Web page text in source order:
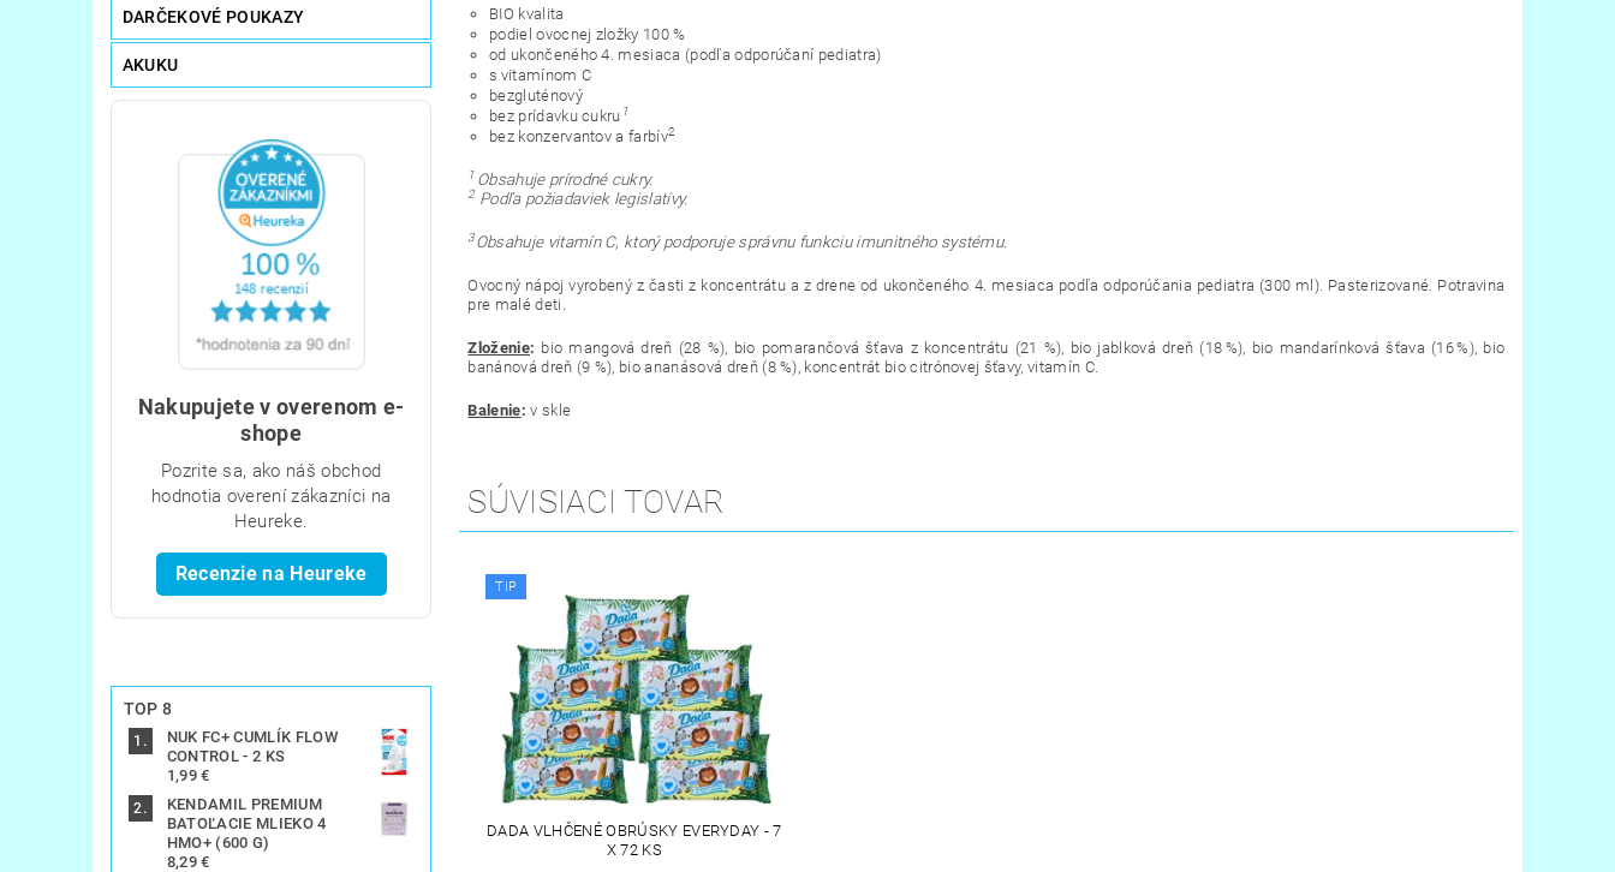
DARČEKOVÉ POUKAZY
AKUKU
Nakupujete v overenom e-
shope
Pozrite sa, ako náš obchod
hodnotia overení zákazníci na
Heureke.
Recenzie na Heureke
TOP 8
NUK FC+ CUMLÍK FLOW
CONTROL - 2 KS
1,99 €
KENDAMIL PREMIUM
BATOĽACIE MLIEKO 4
HMO+ (600 G)
8,29 €
BIO kvalita
podiel ovocnej zložky 100 %
od ukončeného 4. mesiaca (podľa odporúčaní pediatra)
s vitamínom C
bezgluténový
bez prídavku cukru 1
bez konzervantov a farbív2
1 Obsahuje prírodné cukry.
2 Podľa požiadaviek legislatívy.
3Obsahuje vitamín C, ktorý podporuje správnu funkciu imunitného systému.
Ovocný nápoj vyrobený z časti z koncentrátu a z drene od ukončeného 4. mesiaca podľa odporúčania pediatra (300 ml). Pasterizované. Potravina
pre malé deti.
Zloženie: bio mangová dreň (28 %), bio pomarančová šťava z koncentrátu (21 %), bio jablková dreň (18 %), bio mandarínková šťava (16 %), bio
banánová dreň (9 %), bio ananásová dreň (8 %), koncentrát bio citrónovej šťavy, vitamín C.
Balenie: v skle
SÚVISIACI TOVAR
TIP
DADA VLHČENÉ OBRÚSKY EVERYDAY - 7
X 72 KS